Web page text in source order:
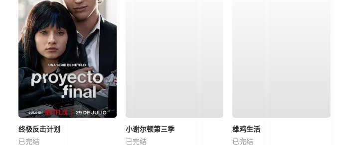
终极反击计划
已完结
小谢尔顿第三季
已完结
雄鸡生活
已完结